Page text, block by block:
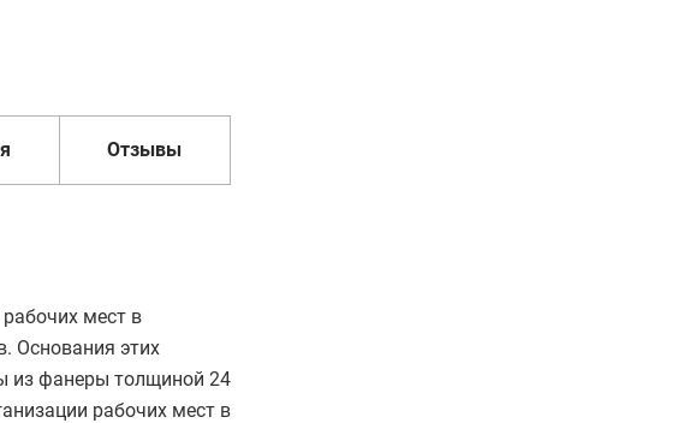
Отзывы
мест в
Основания этих
из фанеры толщиной 24
рабочих мест в